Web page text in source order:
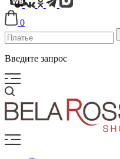
0
Введите запрос